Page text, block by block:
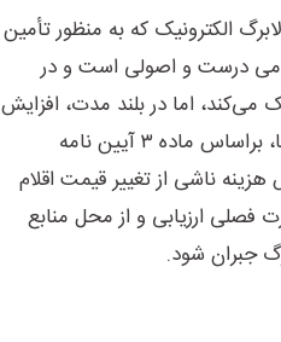
الکترونیک که به منظور تأمین
درست و اصولی است و در
اما در بلند مدت، افزایش
اعتبار آن، متناسب با تورم ضروری است. در همین راستا، براساس ماده ۳ آیین نامه
ناشی از تغییر قیمت اقلام
ارزیابی و از محل منابع
جبران شود.